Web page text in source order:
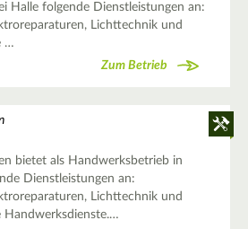
Halle folgende Dienstleistungen an:
Lichttechnik und
…
Zum Betrieb
bietet als Handwerksbetrieb in
Dienstleistungen an:
Lichttechnik und
Handwerksdienste.…